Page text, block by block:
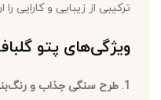
ترکیبی از زیبایی و کارایی
ویژگی‌های پتو
1. طرح سنگی جذاب و رنگ‌بندی متنوع